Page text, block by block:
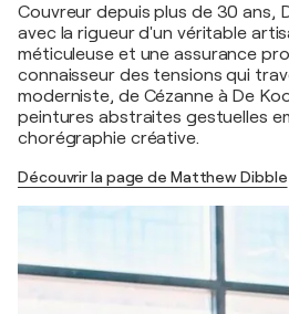
Couvreur depuis plus de 30 ans,
avec la rigueur d'un véritable
méticuleuse et une assurance
connaisseur des tensions qui
moderniste, de Cézanne à De
peintures abstraites gestuelles
chorégraphie créative.
Découvrir la page de Matthew Dibble